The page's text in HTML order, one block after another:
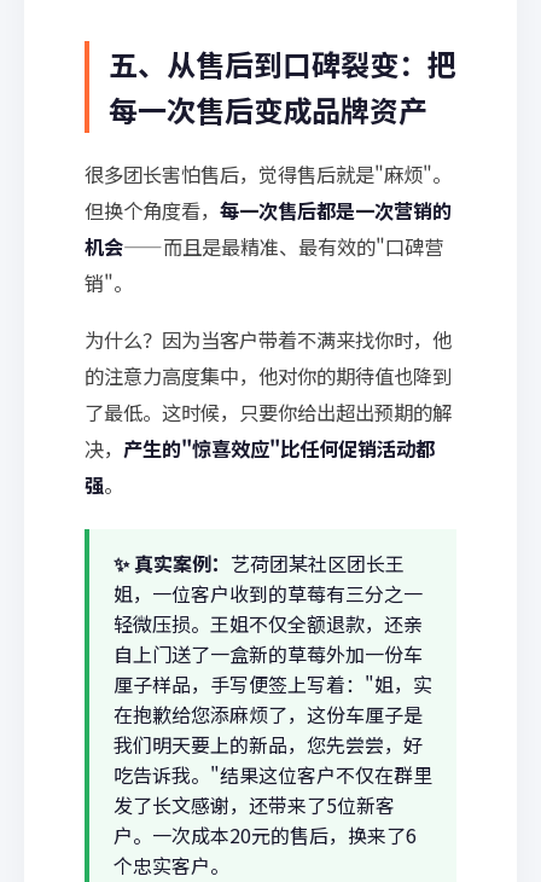
五、从售后到口碑裂变：把
每一次售后变成品牌资产
很多团长害怕售后，觉得售后就是"麻烦"。
但换个角度看， 每一次售后都是一次营销的
机会——而且是最精准、最有效的"口碑营
销"。
为什么？因为当客户带着不满来找你时，他
的注意力高度集中，他对你的期待值也降到
了最低。这时候，只要你给出超出预期的解
决， 产生的"惊喜效应"比任何促销活动都
强。
✨ 真实案例： 艺荷团某社区团长王
姐，一位客户收到的草莓有三分之一
轻微压损。王姐不仅全额退款，还亲
自上门送了一盒新的草莓外加一份车
厘子样品，手写便签上写着："姐，实
在抱歉给您添麻烦了，这份车厘子是
我们明天要上的新品，您先尝尝，好
吃告诉我。"结果这位客户不仅在群里
发了长文感谢，还带来了5位新客
户。一次成本20元的售后，换来了6
个忠实客户。